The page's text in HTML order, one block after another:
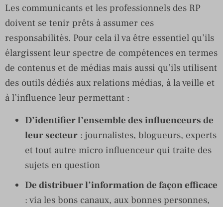
Les communicants et les professionnels des RP
doivent se tenir prêts à assumer ces
responsabilités. Pour cela il va être essentiel qu’ils
élargissent leur spectre de compétences en termes
de contenus et de médias mais aussi qu’ils utilisent
des outils dédiés aux relations médias, à la veille et
à l’influence leur permettant :
D’identifier l’ensemble des influenceurs de
leur secteur : journalistes, blogueurs, experts
et tout autre micro influenceur qui traite des
sujets en question
De distribuer l’information de façon efficace
: via les bons canaux, aux bonnes personnes,